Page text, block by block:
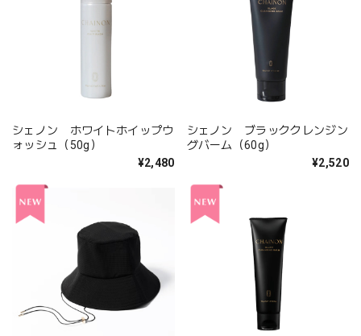
シェノン ホワイトホイップウ
ォッシュ（50g）
¥2,480
シェノン ブラッククレンジン
グバーム（60g）
¥2,520